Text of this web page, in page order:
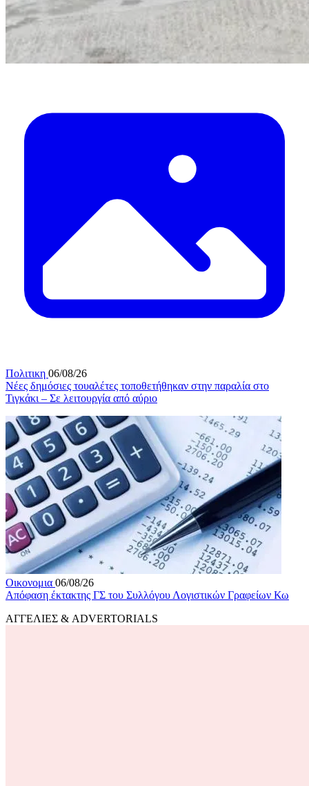
Πολιτικη 06/08/26
Νέες δημόσιες τουαλέτες τοποθετήθηκαν στην παραλία στο
Τιγκάκι – Σε λειτουργία από αύριο
Οικονομια 06/08/26
Απόφαση έκτακτης ΓΣ του Συλλόγου Λογιστικών Γραφείων Κω
ΑΓΓΕΛΙΕΣ & ADVERTORIALS